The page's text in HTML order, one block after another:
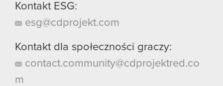
Kontakt ESG:
esg@cdprojekt.com
Kontakt dla społeczności graczy:
contact.community@cdprojektred.co
m